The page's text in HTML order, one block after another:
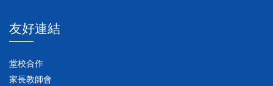
友好連結
堂校合作
家長教師會